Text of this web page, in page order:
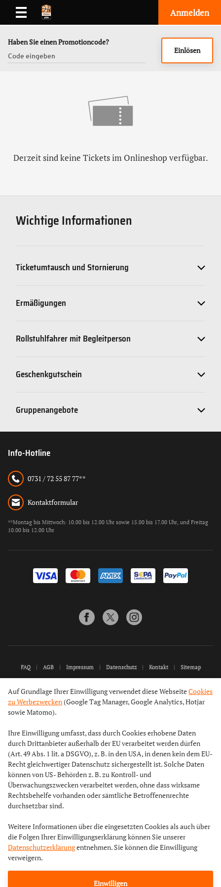
Anmelden
Haben Sie einen Promotioncode?
Einlösen
Derzeit sind keine Tickets im Onlineshop verfügbar.
Wichtige Informationen
Ticketumtausch und Stornierung
Ermäßigungen
Rollstuhlfahrer mit Begleitperson
Geschenkgutschein
Gruppenangebote
Info-Hotline
0731 / 72 55 87 77**
Kontaktformular
**Montag bis Mittwoch: 10.00 bis 12.00 Uhr sowie 15.00 bis 17.00 Uhr, und Freitag
10.00 bis 12.00 Uhr
FAQ AGB Impressum Datenschutz Kontakt Sitemap
Auf Grundlage Ihrer Einwilligung verwendet diese WebseiteCookies
zu Werbezwecken(Google Tag Manager, Google Analytics, Hotjar
sowie Matomo).
Ihre Einwilligung umfasst, dass durch Cookies erhobene Daten
durch Drittanbieter außerhalb der EU verarbeitet werden dürfen
(Art. 49 Abs. 1 lit. a DSGVO), z. B. in den USA, in denen kein dem EU-
Recht gleichwertiger Datenschutz sichergestellt ist. Solche Daten
können von US- Behörden z. B. zu Kontroll- und
Überwachungszwecken verarbeitet werden, ohne dass wirksame
Rechtsbehelfe vorhanden oder sämtliche Betroffenenrechte
durchsetzbar sind.
Weitere Informationen über die eingesetzten Cookies als auch über
die Folgen Ihrer Einwilligungserklärung können Sie unserer
Datenschutzerklärungentnehmen. Sie können die Einwilligung
verweigern.
Einwilligen